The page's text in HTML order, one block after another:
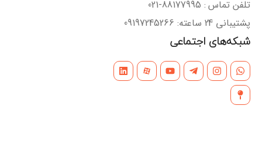
تلفن تماس : 88177995-021
پشتیبانی 24 ساعته: 09197245266
شبکه‌های اجتماعی